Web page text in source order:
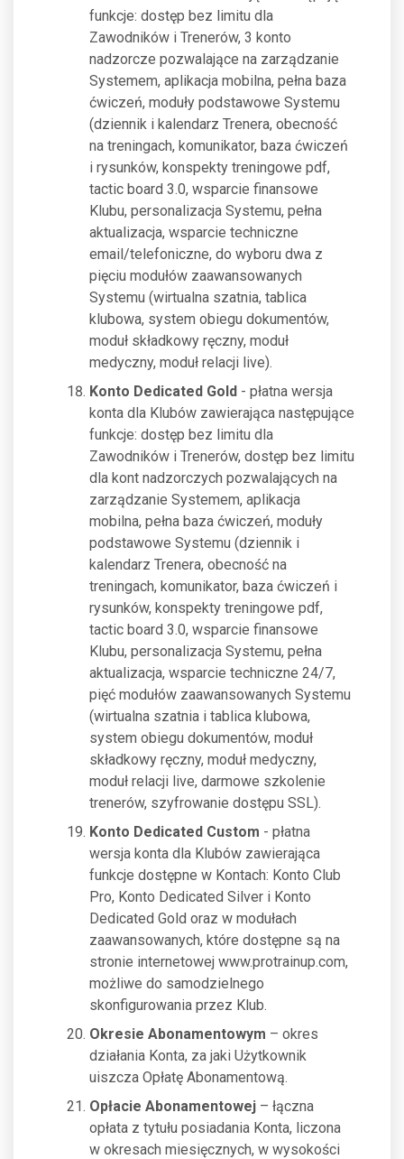
funkcje: dostęp bez limitu dla
Zawodników i Trenerów, 3 konto
nadzorcze pozwalające na zarządzanie
Systemem, aplikacja mobilna, pełna baza
ćwiczeń, moduły podstawowe Systemu
(dziennik i kalendarz Trenera, obecność
na treningach, komunikator, baza ćwiczeń
i rysunków, konspekty treningowe pdf,
tactic board 3.0, wsparcie finansowe
Klubu, personalizacja Systemu, pełna
aktualizacja, wsparcie techniczne
email/telefoniczne, do wyboru dwa z
pięciu modułów zaawansowanych
Systemu (wirtualna szatnia, tablica
klubowa, system obiegu dokumentów,
moduł składkowy ręczny, moduł
medyczny, moduł relacji live).
Konto Dedicated Gold - płatna wersja
konta dla Klubów zawierająca następujące
funkcje: dostęp bez limitu dla
Zawodników i Trenerów, dostęp bez limitu
dla kont nadzorczych pozwalających na
zarządzanie Systemem, aplikacja
mobilna, pełna baza ćwiczeń, moduły
podstawowe Systemu (dziennik i
kalendarz Trenera, obecność na
treningach, komunikator, baza ćwiczeń i
rysunków, konspekty treningowe pdf,
tactic board 3.0, wsparcie finansowe
Klubu, personalizacja Systemu, pełna
aktualizacja, wsparcie techniczne 24/7,
pięć modułów zaawansowanych Systemu
(wirtualna szatnia i tablica klubowa,
system obiegu dokumentów, moduł
składkowy ręczny, moduł medyczny,
moduł relacji live, darmowe szkolenie
trenerów, szyfrowanie dostępu SSL).
Konto Dedicated Custom - płatna
wersja konta dla Klubów zawierająca
funkcje dostępne w Kontach: Konto Club
Pro, Konto Dedicated Silver i Konto
Dedicated Gold oraz w modułach
zaawansowanych, które dostępne są na
stronie internetowej www.protrainup.com,
możliwe do samodzielnego
skonfigurowania przez Klub.
Okresie Abonamentowym – okres
działania Konta, za jaki Użytkownik
uiszcza Opłatę Abonamentową.
Opłacie Abonamentowej – łączna
opłata z tytułu posiadania Konta, liczona
w okresach miesięcznych, w wysokości